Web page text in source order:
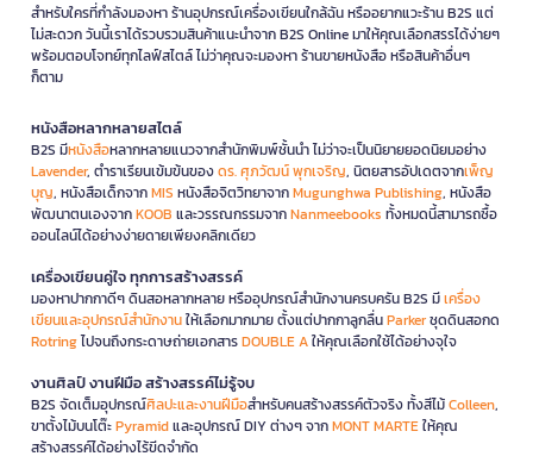
สำหรับใครที่กำลังมองหา ร้านอุปกรณ์เครื่องเขียนใกล้ฉัน หรืออยากแวะร้าน B2S แต่
ไม่สะดวก วันนี้เราได้รวบรวมสินค้าแนะนำจาก B2S Online มาให้คุณเลือกสรรได้ง่ายๆ
พร้อมตอบโจทย์ทุกไลฟ์สไตล์ ไม่ว่าคุณจะมองหา ร้านขายหนังสือ หรือสินค้าอื่นๆ
ก็ตาม
หนังสือหลากหลายสไตล์
B2S มีหนังสือหลากหลายแนวจากสำนักพิมพ์ชั้นนำ ไม่ว่าจะเป็นนิยายยอดนิยมอย่าง
Lavender, ตำราเรียนเข้มข้นของดร. ศุภวัฒน์ พุกเจริญ, นิตยสารอัปเดตจากเพ็ญ
บุญ, หนังสือเด็กจากMIS หนังสือจิตวิทยาจากMugunghwa Publishing, หนังสือ
พัฒนาตนเองจากKOOB และวรรณกรรมจากNanmeebooks ทั้งหมดนี้สามารถซื้อ
ออนไลน์ได้อย่างง่ายดายเพียงคลิกเดียว
เครื่องเขียนคู่ใจ ทุกการสร้างสรรค์
มองหาปากกาดีๆ ดินสอหลากหลาย หรืออุปกรณ์สำนักงานครบครัน B2S มีเครื่อง
เขียนและอุปกรณ์สำนักงานให้เลือกมากมาย ตั้งแต่ปากกาลูกลื่นParkerชุดดินสอกด
Rotringไปจนถึงกระดาษถ่ายเอกสารDOUBLE Aให้คุณเลือกใช้ได้อย่างจุใจ
งานศิลป์ งานฝีมือ สร้างสรรค์ไม่รู้จบ
B2S จัดเต็มอุปกรณ์ศิลปะและงานฝีมือสำหรับคนสร้างสรรค์ตัวจริง ทั้งสีไม้Colleen,
ขาตั้งไม้บนโต๊ะPyramidและอุปกรณ์ DIY ต่างๆ จากMONT MARTEให้คุณ
สร้างสรรค์ได้อย่างไร้ขีดจำกัด